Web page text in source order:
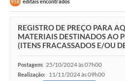
958 editais encontrados
REGISTRO DE PREÇO PARA
MATERIAIS DESTINADOS AO
(ITENS FRACASSADOS E/OU
Postagem: 25/10/2024 às 07h00
Realização: 11/11/2024 às 09h00